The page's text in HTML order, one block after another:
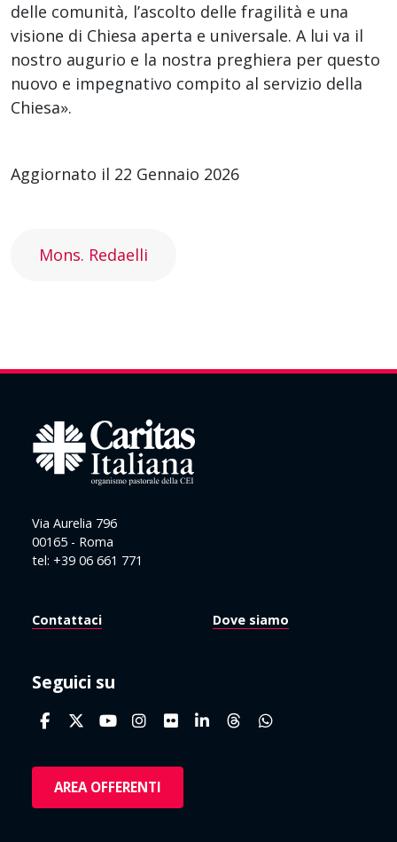
delle comunità, l’ascolto delle fragilità e una
visione di Chiesa aperta e universale. A lui va il
nostro augurio e la nostra preghiera per questo
nuovo e impegnativo compito al servizio della
Chiesa».
Aggiornato il 22 Gennaio 2026
Mons. Redaelli
Via Aurelia 796
00165 - Roma
tel: +39 06 661 771
Contattaci Dove siamo
Seguici su
AREA OFFERENTI